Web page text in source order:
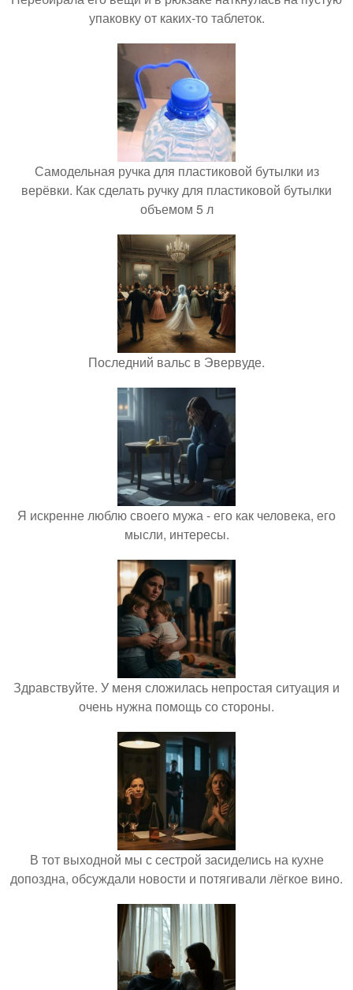
упаковку от каких-то таблеток.
Самодельная ручка для пластиковой бутылки из
верёвки. Как сделать ручку для пластиковой бутылки
объемом 5 л
Последний вальс в Эвервуде.
Я искренне люблю своего мужа - его как человека, его
мысли, интересы.
Здравствуйте. У меня сложилась непростая ситуация и
очень нужна помощь со стороны.
В тот выходной мы с сестрой засиделись на кухне
допоздна, обсуждали новости и потягивали лёгкое вино.